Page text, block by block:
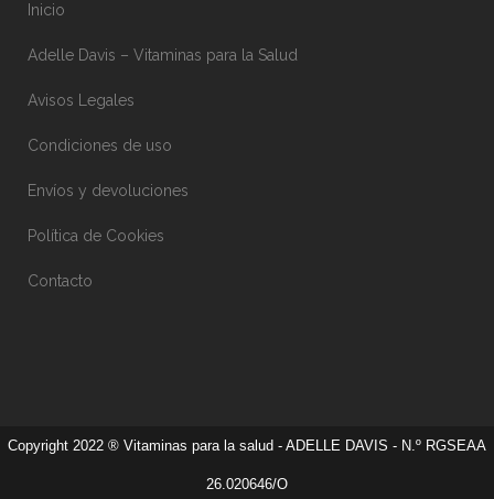
Inicio
Adelle Davis – Vitaminas para la Salud
Avisos Legales
Condiciones de uso
Envíos y devoluciones
Política de Cookies
Contacto
Copyright 2022 ® Vitaminas para la salud - ADELLE DAVIS - N.º RGSEAA
26.020646/O